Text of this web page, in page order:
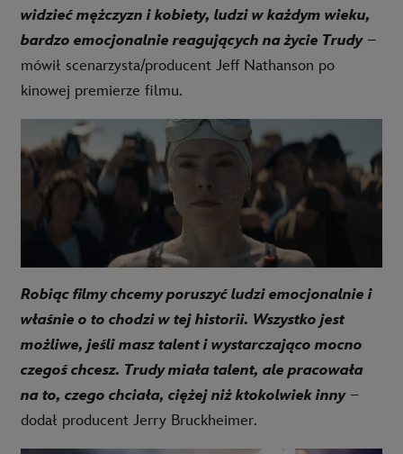
widzieć mężczyzn i kobiety, ludzi w każdym wieku,
bardzo emocjonalnie reagujących na życie Trudy–
mówił scenarzysta/producent Jeff Nathanson po
kinowej premierze filmu.
Robiąc filmy chcemy poruszyć ludzi emocjonalnie i
właśnie o to chodzi w tej historii. Wszystko jest
możliwe, jeśli masz talent i wystarczająco mocno
czegoś chcesz. Trudy miała talent, ale pracowała
na to, czego chciała, ciężej niż ktokolwiek inny–
dodał producent Jerry Bruckheimer.